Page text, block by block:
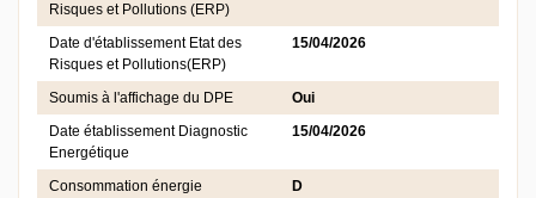
Risques et Pollutions (ERP)
Date d'établissement Etat des
Risques et Pollutions(ERP)
15/04/2026
Soumis à l'affichage du DPE
Oui
Date établissement Diagnostic
Energétique
15/04/2026
Consommation énergie
D